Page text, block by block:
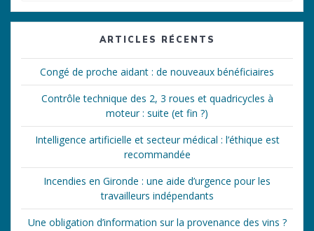
:
ARTICLES RÉCENTS
Congé de proche aidant : de nouveaux bénéficiaires
Contrôle technique des 2, 3 roues et quadricycles à
moteur : suite (et fin ?)
Intelligence artificielle et secteur médical : l’éthique est
recommandée
Incendies en Gironde : une aide d’urgence pour les
travailleurs indépendants
Une obligation d’information sur la provenance des vins ?